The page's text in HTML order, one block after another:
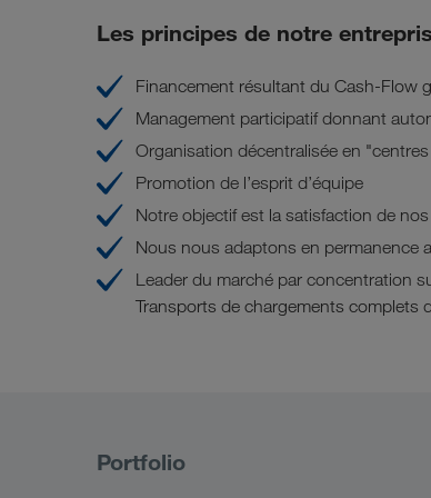
Les principes de notre
Financement résultant du Cash-Flow
Management participatif donnant
Organisation décentralisée en
Promotion de l’esprit d’équipe
Notre objectif est la satisfaction de
Nous nous adaptons en permanence
Leader du marché par concentration
Transports de chargements complets
Portfolio